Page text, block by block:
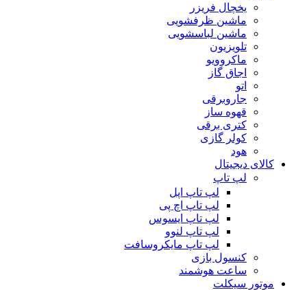
یخچال فریزر
ماشین ظرفشویی
ماشین لباسشویی
تلویزیون
ماکروویو
اجاق گاز
اتو
جاروبرقی
قهوه ساز
کتری برقی
کولر گازی
هود
کالای دیجیتال
لپ تاپ
لپ تاپ اپل
لپ تاپ اچ پی
لپ تاپ ایسوس
لپ تاپ لنوو
لپ تاپ مایکروسافت
کنسول بازی
ساعت هوشمند
موتور سیکلت